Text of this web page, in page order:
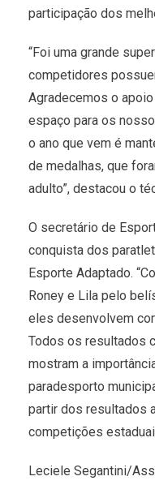
participação dos
“Foi uma grande
competidores
Agradecemos o
espaço para os
o ano que vem é
de medalhas, que
adulto”, destacou o
O secretário de
conquista dos
Esporte Adaptado.
Roney e Lila pelo
eles desenvolvem
Todos os resultados
mostram a
paradesporto
partir dos resultados
competições
Leciele Segantini/